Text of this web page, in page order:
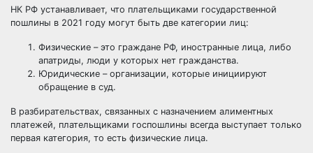
НК РФ устанавливает, что плательщиками государственной
пошлины в 2021 году могут быть две категории лиц:
Физические – это граждане РФ, иностранные лица, либо
апатриды, люди у которых нет гражданства.
Юридические – организации, которые инициируют
обращение в суд.
В разбирательствах, связанных с назначением алиментных
платежей, плательщиками госпошлины всегда выступает только
первая категория, то есть физические лица.